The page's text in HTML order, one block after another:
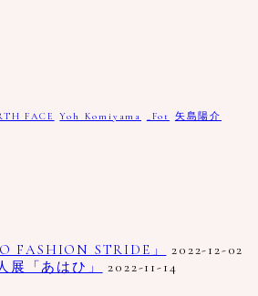
FACE Yoh Komiyama _Fot 矢島陽介
FASHION STRIDE」
2022-12-02
「あはひ」
2022-11-14